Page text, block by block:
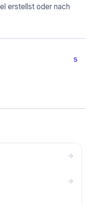
erstellst oder nach
5
→
→